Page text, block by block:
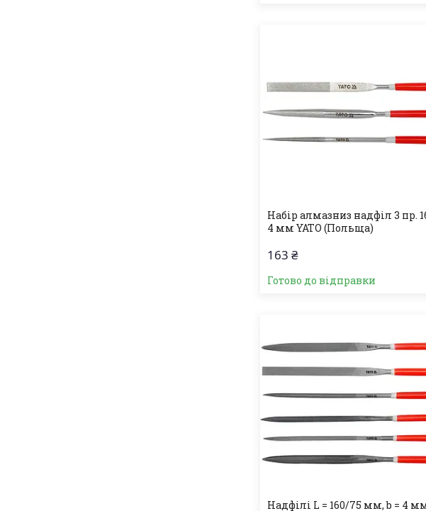
Набір алмазниз надфіл 3 пр.
4 мм YATO (Польща)
163 ₴
Готово до відправки
Надфілі L = 160/75 мм, b = 4